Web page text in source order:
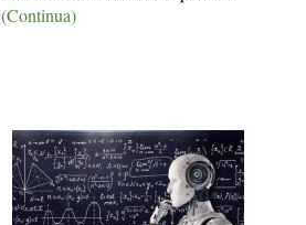
(Continua)